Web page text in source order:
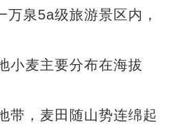
泉5a级旅游景区内，
小麦主要分布在海拔
带，麦田随山势连绵起